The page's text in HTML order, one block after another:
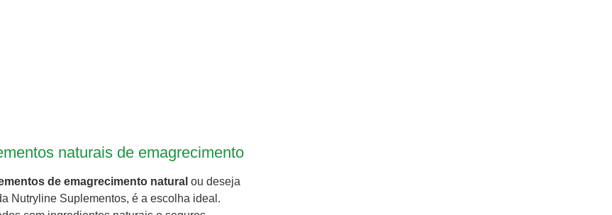
naturais de emagrecimento
de emagrecimento natural ou deseja
Nutryline Suplementos, é a escolha ideal.